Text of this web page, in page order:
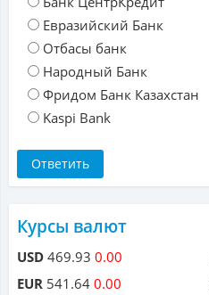
Евразийский Банк
Отбасы банк
Народный Банк
Фридом Банк Казахстан
Kaspi Bank
Курсы валют
USD 469.93 0.00
EUR 541.64 0.00